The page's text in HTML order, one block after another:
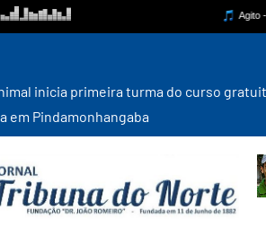
inicia primeira turma do curso gratuito
Pindamonhangaba